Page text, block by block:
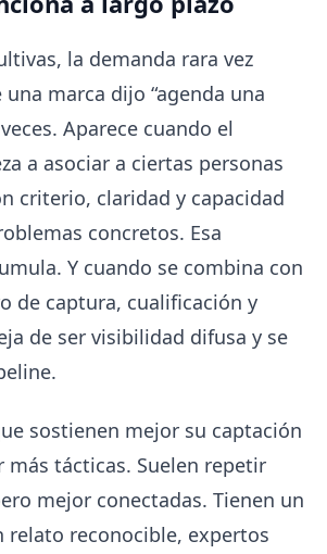
la demanda rara vez
marca dijo “agenda una
Aparece cuando el
a asociar a ciertas personas
criterio, claridad y capacidad
concretos. Esa
Y cuando se combina con
de captura, cualificación y
de ser visibilidad difusa y se
sostienen mejor su captación
más tácticas. Suelen repetir
mejor conectadas. Tienen un
relato reconocible, expertos